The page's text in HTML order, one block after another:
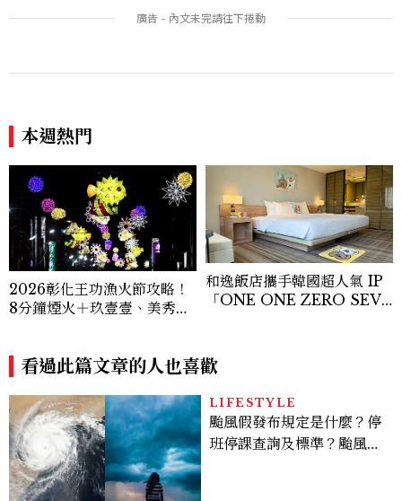
讓敵人成為朋友。」
卡，用錢輾壓罪犯的陳利手回
本週熱門
2026彰化王功漁火節攻略！
8分鐘煙火＋玖壹壹、美秀集
和逸飯店攜手韓國超人氣 IP
「ONE ONE ZERO SEVE
禮一次收藏
看過此篇文章的人也喜歡
LIFESTYLE
颱風假發布規定是什麼？停
班停課查詢及標準？颱風假